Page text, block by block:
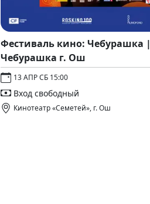
Фестиваль кино: Чебурашка |
Чебурашка г. Ош
13 АПР СБ 15:00
Вход свободный
Кинотеатр «Семетей», г. Ош